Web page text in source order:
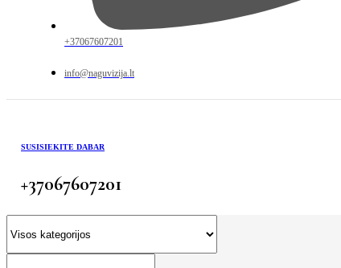
+37067607201
info@naguvizija.lt
SUSISIEKITE DABAR
+37067607201